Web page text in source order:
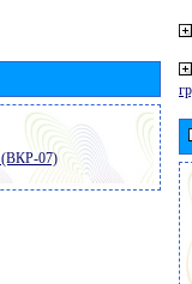
(ВКР-07)